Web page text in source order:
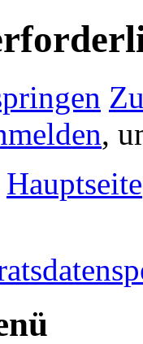
,
Hauptseite